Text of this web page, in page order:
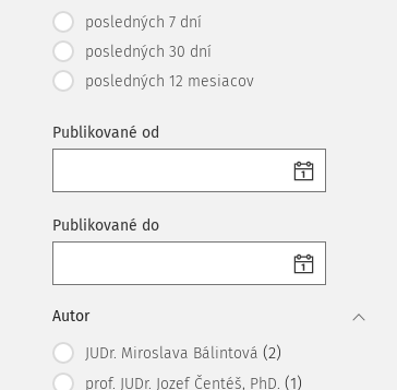
posledných 7 dní
posledných 30 dní
posledných 12 mesiacov
Publikované od
Publikované do
Autor
JUDr. Miroslava Bálintová (2)
prof. JUDr. Jozef Čentéš, PhD. (1)